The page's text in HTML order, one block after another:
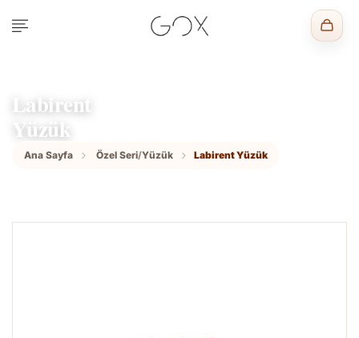
Labirent
Yüzük
Ana Sayfa Özel Seri/Yüzük Labirent Yüzük